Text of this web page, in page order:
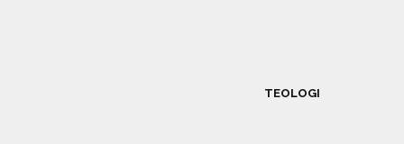
TEOLOGI